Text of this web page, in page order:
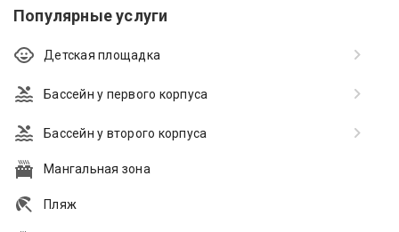
Популярные услуги
Детская площадка
Бассейн у первого корпуса
Бассейн у второго корпуса
Мангальная зона
Пляж